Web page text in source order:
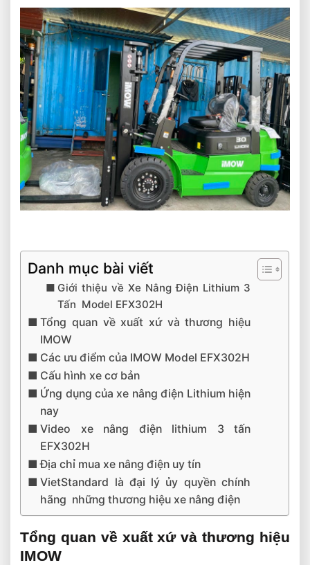
Danh mục bài viết
Giới thiệu về Xe Nâng Điện Lithium 3
Tấn Model EFX302H
Tổng quan về xuất xứ và thương hiệu
IMOW
Các ưu điểm của IMOW Model EFX302H
Cấu hình xe cơ bản
Ứng dụng của xe nâng điện Lithium hiện
nay
Video xe nâng điện lithium 3 tấn
EFX302H
Địa chỉ mua xe nâng điện uy tín
VietStandard là đại lý ủy quyền chính
hãng những thương hiệu xe nâng điện
Tổng quan về xuất xứ và thương hiệu
IMOW